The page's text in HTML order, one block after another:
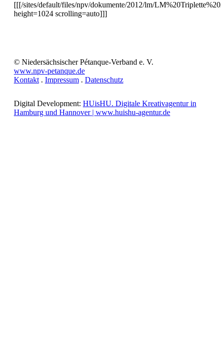
[[[/sites/default/files/npv/dokumente/2012/lm/
height=1024 scrolling=auto]]]
© Niedersächsischer Pétanque-Verband e. V.
www.npv-petanque.de
Kontakt . Impressum . Datenschutz
Digital Development: HUisHU. Digitale Kreativagentur in
Hamburg und Hannover | www.huishu-agentur.de